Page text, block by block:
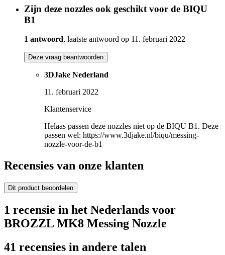
Zijn deze nozzles ook geschikt voor de BIQU
B1
1 antwoord, laatste antwoord op 11. februari 2022
Deze vraag beantwoorden
3DJake Nederland
11. februari 2022
Klantenservice
Helaas passen deze nozzles niet op de BIQU B1. Deze
passen wel: https://www.3djake.nl/biqu/messing-
nozzle-voor-de-b1
Recensies van onze klanten
Dit product beoordelen
1 recensie in het Nederlands voor
BROZZL MK8 Messing Nozzle
41 recensies in andere talen